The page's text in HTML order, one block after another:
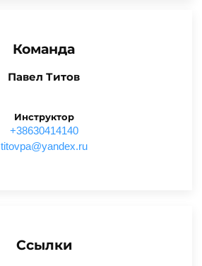
Команда
Павел Титов
Инструктор
+38630414140
ur.xednay@apvotit
Ссылки